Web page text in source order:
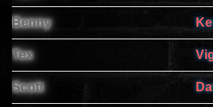
Benny
Tex
Scott